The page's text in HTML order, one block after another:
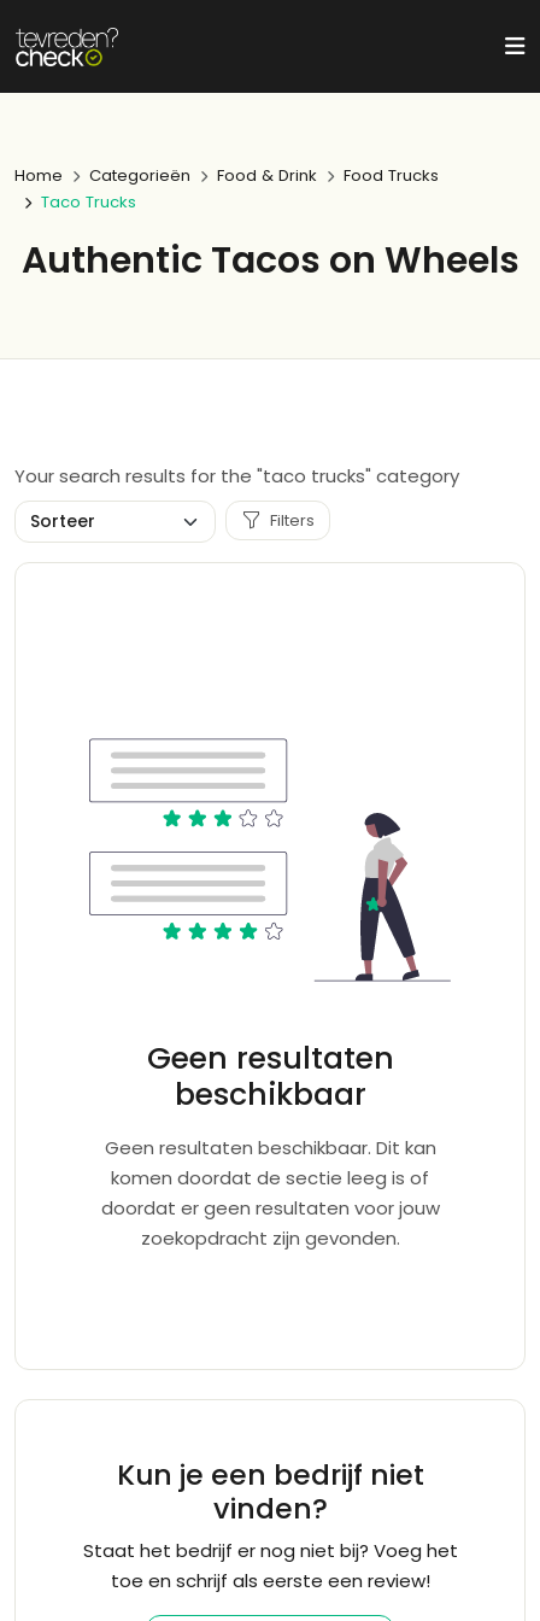
Home Categorieën Food & Drink
Food Trucks
Taco Trucks
Authentic Tacos on Wheels
Your search results for the "taco trucks" category
Filters
Geen resultaten
beschikbaar
Geen resultaten beschikbaar. Dit kan
komen doordat de sectie leeg is of
doordat er geen resultaten voor jouw
zoekopdracht zijn gevonden.
Kun je een bedrijf niet
vinden?
Staat het bedrijf er nog niet bij? Voeg het
toe en schrijf als eerste een review!